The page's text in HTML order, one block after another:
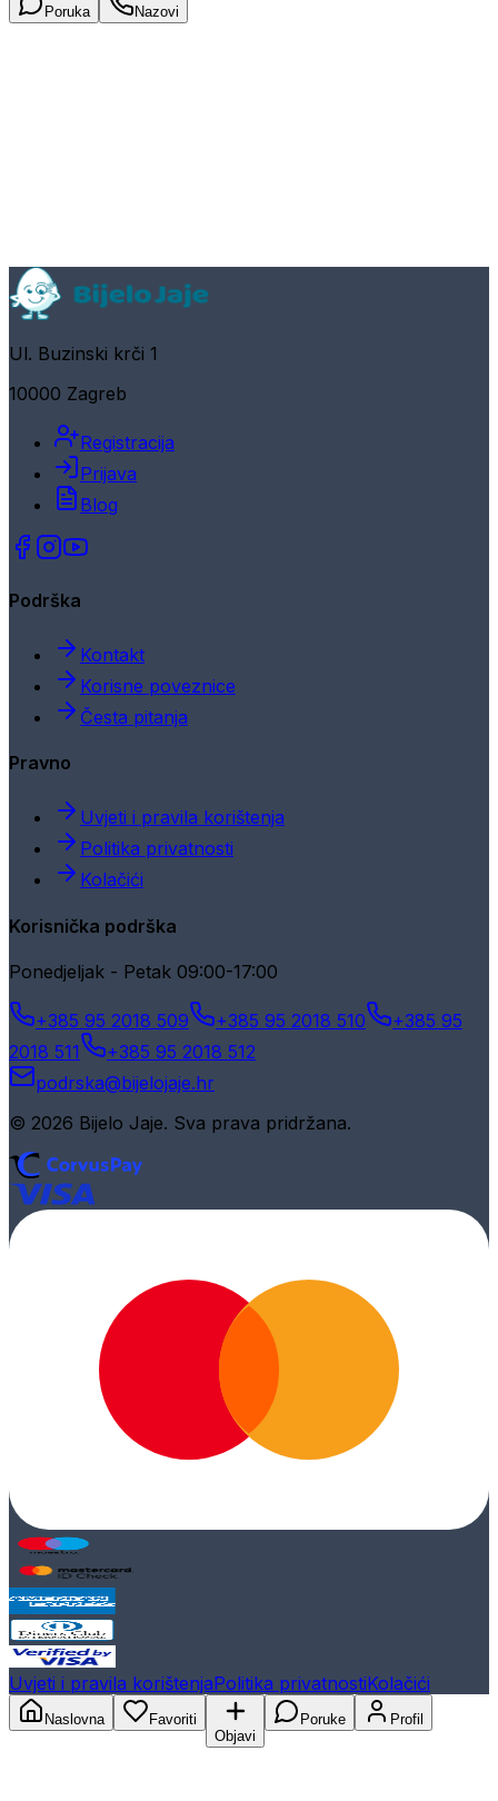
Poruka Nazovi
Ul. Buzinski krči 1
10000 Zagreb
Registracija
Prijava
Blog
Podrška
Kontakt
Korisne poveznice
Česta pitanja
Pravno
Uvjeti i pravila korištenja
Politika privatnosti
Kolačići
Korisnička podrška
Ponedjeljak - Petak 09:00-17:00
+385 95 2018 509 +385 95 2018 510
+385 95
2018 511
+385 95 2018 512
podrska@bijelojaje.hr
© 2026 Bijelo Jaje. Sva prava pridržana.
Uvjeti i pravila korištenjaPolitika privatnostiKolačići
Naslovna
Favoriti
Objavi
Poruke Profil